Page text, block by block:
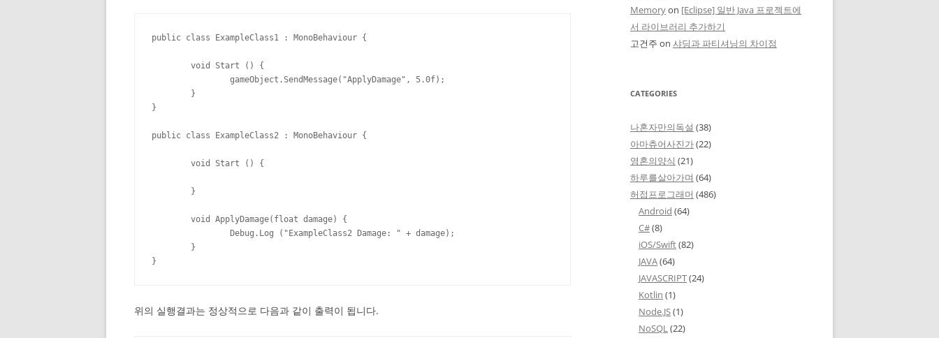
public class ExampleClass1 : MonoBehaviour {
}
public class ExampleClass2 : MonoBehaviour {
}
위의 실행결과는 정상적으로 다음과 같이 출력이 됩니다.
Memoryon [Eclipse] 일반 Java 프로젝트에
서 라이브러리 추가하기
고건주 on 샤딩과 파티셔닝의 차이점
CATEGORIES
나혼자만의독설 (38)
아마츄어사진가(22)
영혼의양식 (21)
하루를살아가며 (64)
허접프로그래머 (486)
Android (64)
C#(8)
iOS/Swift(82)
JAVA(64)
JAVASCRIPT(24)
Kotlin (1)
Node.JS(1)
NoSQL(22)